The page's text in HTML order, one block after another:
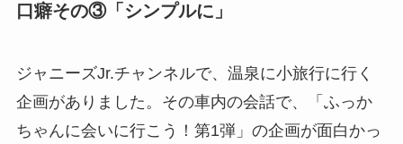
口癖その③「シンプルに」
ジャニーズJr.チャンネルで、温泉に小旅行に行く
企画がありました。その車内の会話で、「ふっか
ちゃんに会いに行こう！第1弾」の企画が面白かっ